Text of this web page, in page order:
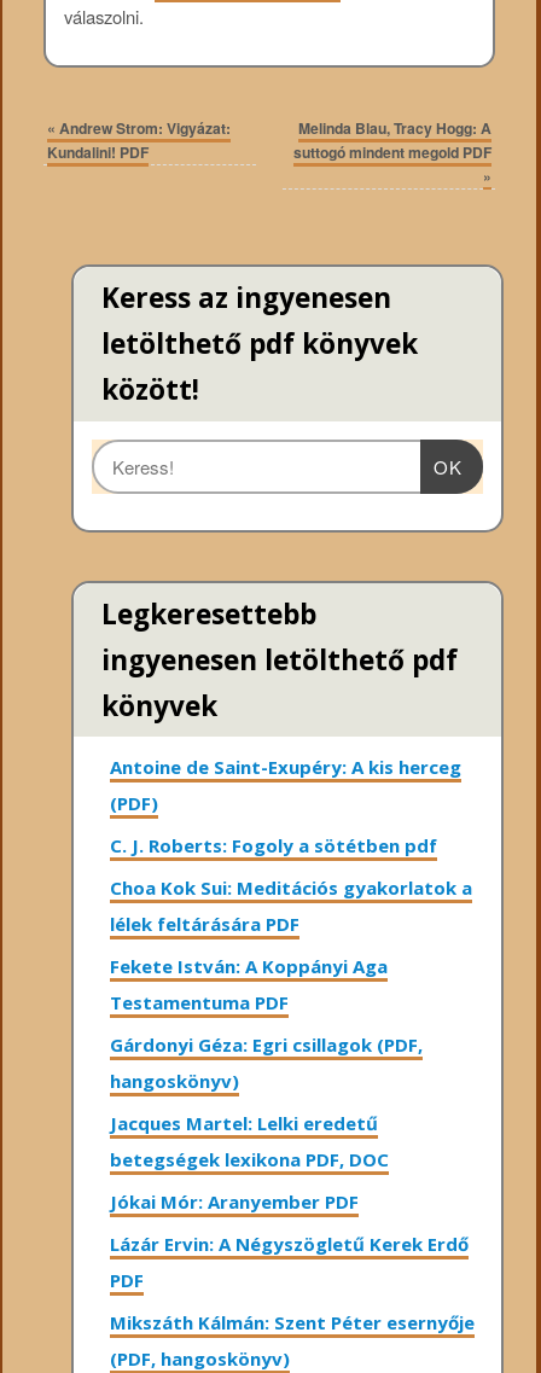
válaszolni.
« Andrew Strom: Vigyázat:
Kundalini! PDF
Melinda Blau, Tracy Hogg: A
suttogó mindent megold PDF
»
Keress az ingyenesen
letölthető pdf könyvek
között!
OK
Legkeresettebb
ingyenesen letölthető pdf
könyvek
Antoine de Saint-Exupéry: A kis herceg
(PDF)
C. J. Roberts: Fogoly a sötétben pdf
Choa Kok Sui: Meditációs gyakorlatok a
lélek feltárására PDF
Fekete István: A Koppányi Aga
Testamentuma PDF
Gárdonyi Géza: Egri csillagok (PDF,
hangoskönyv)
Jacques Martel: Lelki eredetű
betegségek lexikona PDF, DOC
Jókai Mór: Aranyember PDF
Lázár Ervin: A Négyszögletű Kerek Erdő
PDF
Mikszáth Kálmán: Szent Péter esernyője
(PDF, hangoskönyv)